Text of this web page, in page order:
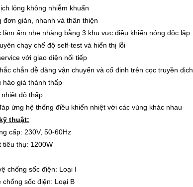
lỏng không nhiễm khuẩn
đơn giản, nhanh và thân thiện
làm ấm nhẹ nhàng bằng 3 khu vực điều khiển nóng độc lập
chạy chế độ self-test và hiển thị lỗi
với giao diện nối tiếp
chắn dễ dàng vận chuyển và cố định trên cọc truyền dịch
háo giá thành thấp
độ thấp
ứng hệ thống điều khiển nhiệt với các vùng khác nhau
thuật:
cấp: 230V, 50-60Hz
tiêu thụ: 1200W
chống sốc điện: Loại I
chống sốc điện: Loại B